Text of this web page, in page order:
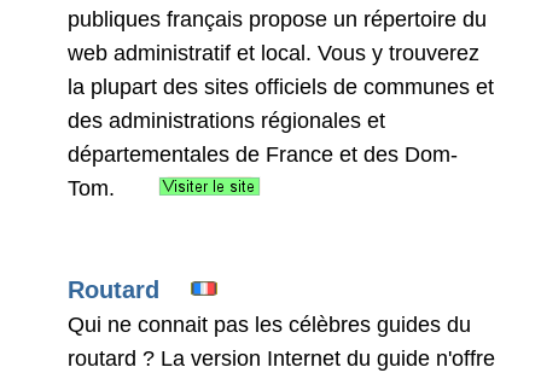
publiques français propose un répertoire du
web administratif et local. Vous y trouverez
la plupart des sites officiels de communes et
des administrations régionales et
départementales de France et des Dom-
Tom.
Routard
Qui ne connait pas les célèbres guides du
routard ? La version Internet du guide n'offre